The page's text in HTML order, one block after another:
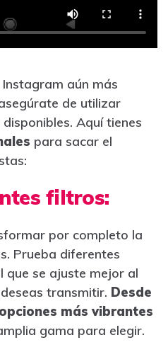
aún más
de utilizar
Aquí tienes
para sacar el
filtros:
por completo la
Prueba diferentes
se ajuste mejor al
transmitir. Desde
más vibrantes
gama para elegir.